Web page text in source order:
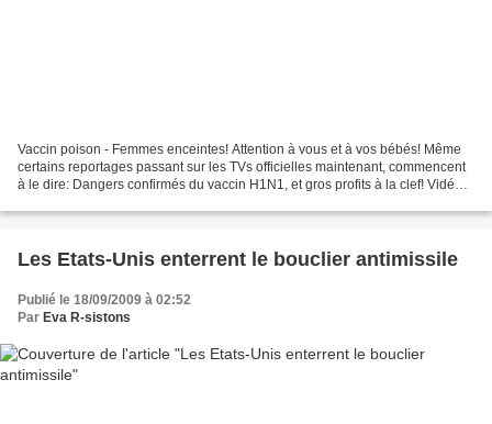
Vaccin poison - Femmes enceintes! Attention à vous et à vos bébés! Même
certains reportages passant sur les TVs officielles maintenant, commencent
à le dire: Dangers confirmés du vaccin H1N1, et gros profits à la clef! Vidéo
Les Etats-Unis enterrent le bouclier antimissile
Publié le 18/09/2009 à 02:52
Par Eva R-sistons